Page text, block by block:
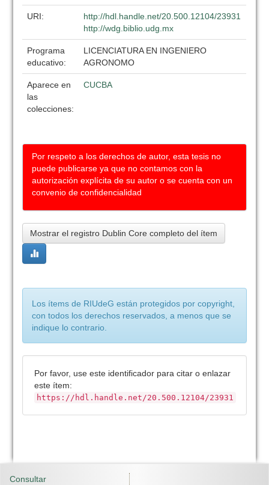
URI:
http://hdl.handle.net/20.500.12104/23931
http://wdg.biblio.udg.mx
Programa
educativo:
LICENCIATURA EN INGENIERO
AGRONOMO
Aparece en
las
colecciones:
CUCBA
Por respeto a los derechos de autor, esta tesis no
puede publicarse ya que no contamos con la
autorización explícita de su autor o se cuenta con un
convenio de confidencialidad
Mostrar el registro Dublin Core completo del ítem
Los ítems de RIUdeG están protegidos por copyright,
con todos los derechos reservados, a menos que se
indique lo contrario.
Por favor, use este identificador para citar o enlazar
este ítem:
https://hdl.handle.net/20.500.12104/23931
Consultar